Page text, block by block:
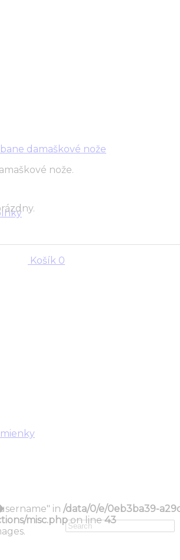
damaškové nože
nože.
Košík 0
in /data/0/e/0eb3ba39-
misc.phpon line43